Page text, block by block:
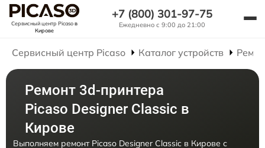
Сервисный центр Picasoв
Кирове
+7 (800) 301-97-75
Ежедневно с 9:00 до 21:00
Сервисный центр Picaso Каталог устройств
Ремонт 3d-принтера
Picaso Designer Classic в
Кирове
Выполняем ремонт Picaso Designer Classic в Кирове с